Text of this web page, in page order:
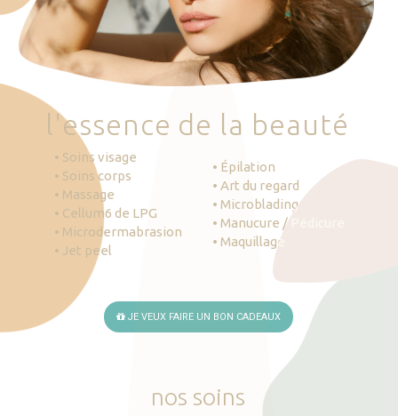
Prendre RDV
'essence de la beauté
• Soins visage
• Soins corps
• Massage
• Cellum6 de LPG
• Microdermabrasion
• Jet peel
• Épilation
• Art du regard
• Microblading
• Manucure / Pédicure
• Maquillage
JE VEUX FAIRE UN BON CADEAUX
nos soins